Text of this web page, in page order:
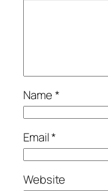
Name*
Email*
Website